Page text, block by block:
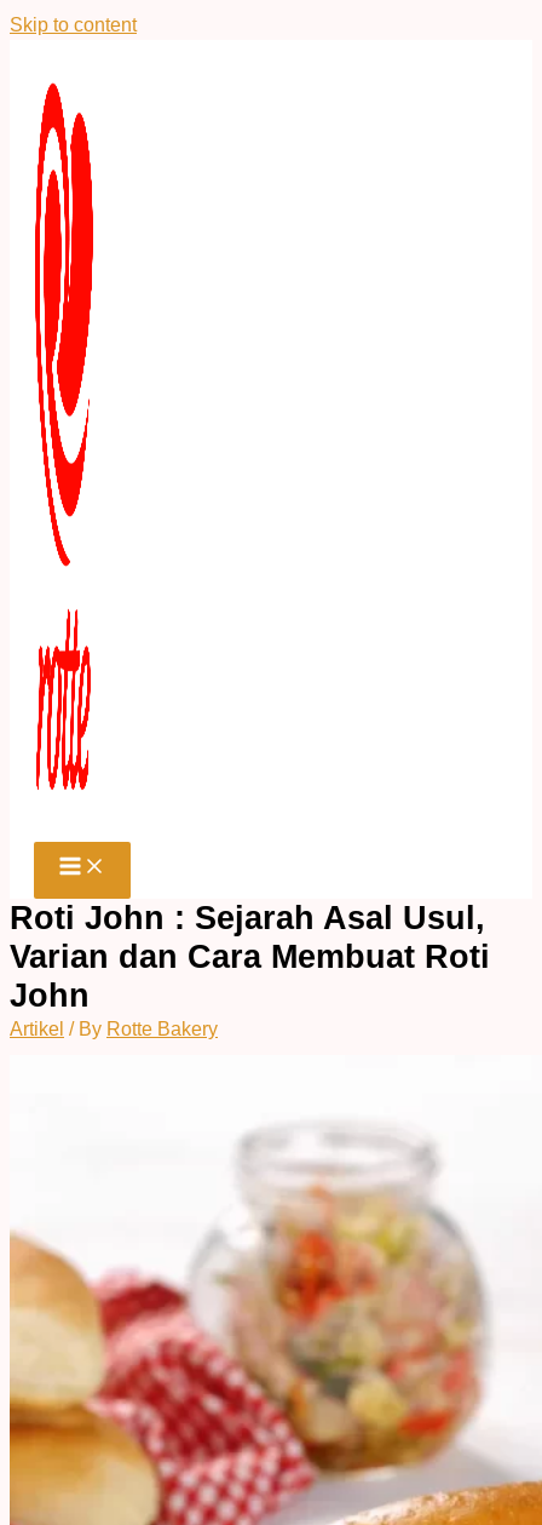
Skip to content
Roti John : Sejarah Asal Usul,
Varian dan Cara Membuat Roti
John
Artikel / By Rotte Bakery